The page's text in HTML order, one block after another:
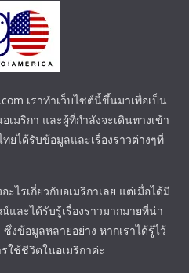
เราทำเว็บไซต์นี้ขึ้นมาเพื่อเป็น
มริกา และผู้ที่กำลังจะเดินทางเข้า
ยได้รับข้อมูลและเรื่องราวต่างๆที่
ะไรเกี่ยวกับอเมริกาเลย แต่เมื่อได้มี
ละได้รับรู้เรื่องราวมากมายที่น่า
งข้อมูลหลายอย่าง หากเราได้รู้ไว้
ใช้ชีวิตในอเมริกาค่ะ